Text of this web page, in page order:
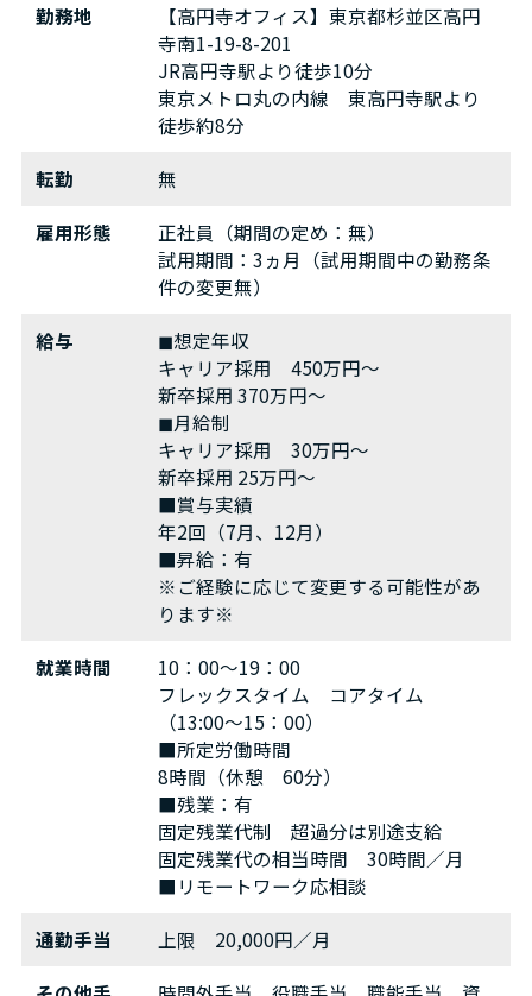
勤務地
【高円寺オフィス】東京都杉並区高円
寺南1-19-8-201
JR高円寺駅より徒歩10分
東京メトロ丸の内線 東高円寺駅より
徒歩約8分
転勤 無
雇用形態
正社員（期間の定め：無）
試用期間：3ヵ月（試用期間中の勤務条
件の変更無）
給与
◼︎想定年収
キャリア採用 450万円～
新卒採用 370万円～
◼︎月給制
キャリア採用 30万円～
新卒採用 25万円～
■賞与実績
年2回（7月、12月）
■昇給：有
※ご経験に応じて変更する可能性があ
ります※
就業時間
10：00～19：00
フレックスタイム コアタイム
（13:00〜15：00）
■所定労働時間
8時間（休憩 60分）
■残業：有
固定残業代制 超過分は別途支給
固定残業代の相当時間 30時間／月
■リモートワーク応相談
通勤手当 上限 20,000円／月